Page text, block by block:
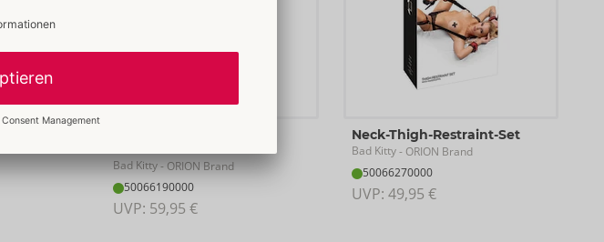
Bad Kitty- ORION Brand
50066190000
UVP: 59,95 €
Neck-Thigh-Restraint-Set
Bad Kitty- ORION Brand
50066270000
UVP: 49,95 €